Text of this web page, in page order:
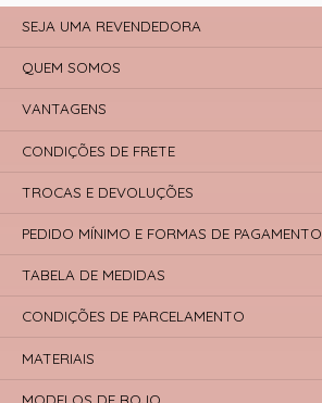
SEJA UMA REVENDEDORA
QUEM SOMOS
VANTAGENS
CONDIÇÕES DE FRETE
TROCAS E DEVOLUÇÕES
PEDIDO MÍNIMO E FORMAS DE PAGAMENTO
TABELA DE MEDIDAS
CONDIÇÕES DE PARCELAMENTO
MATERIAIS
MODELOS DE BOJO